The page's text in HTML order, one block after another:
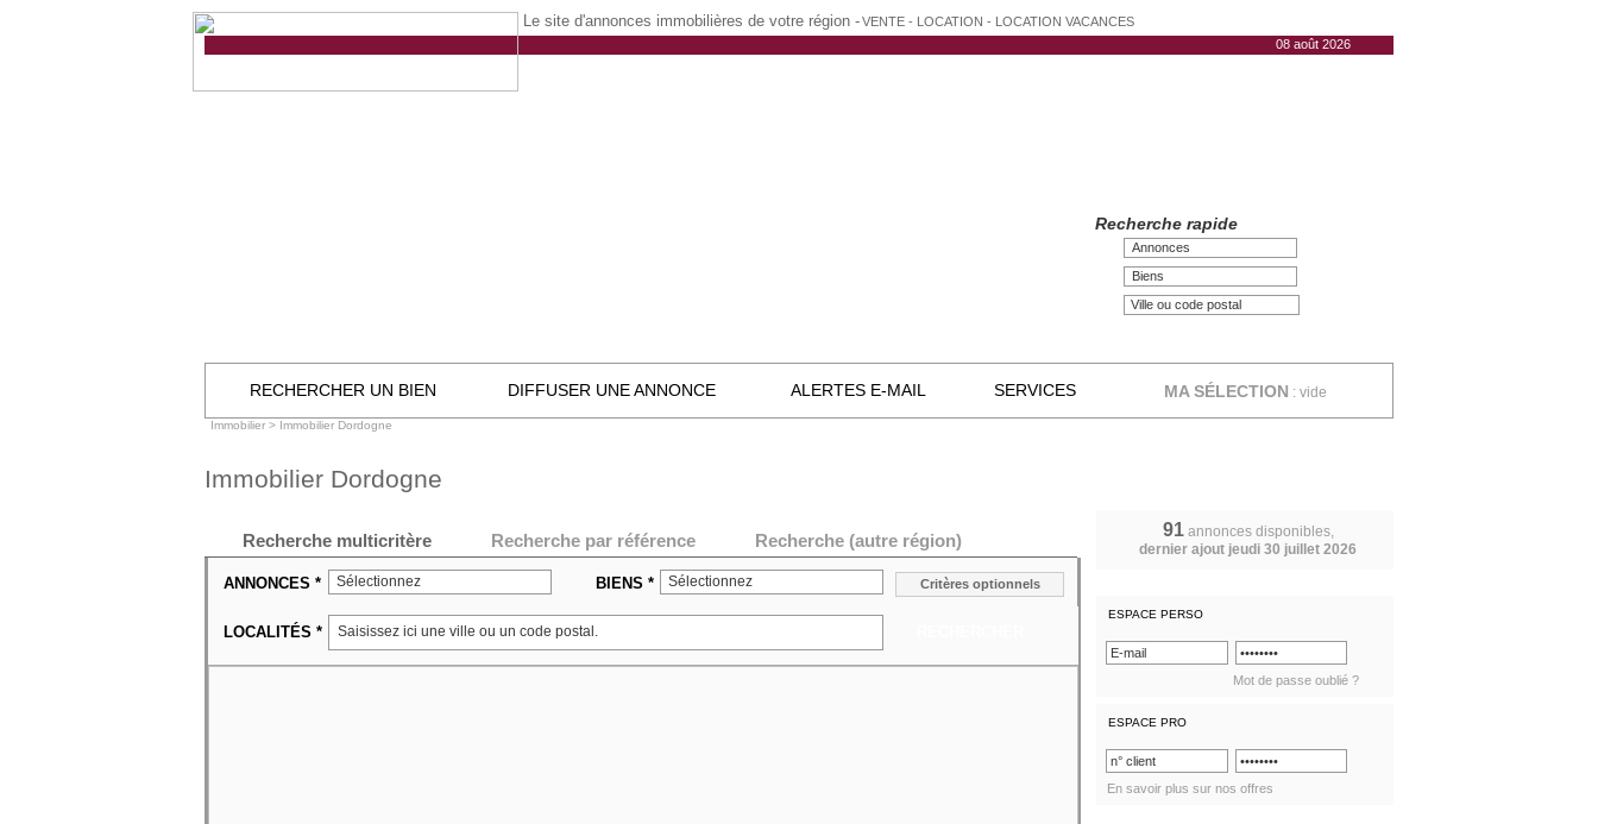
Le site d'annonces immobilières de votre région -VENTE - LOCATION - LOCATION VACANCES
08 août 2026
Recherche rapide
Annonces
Biens
RECHERCHER UN BIEN DIFFUSER UNE ANNONCE ALERTES E-MAIL SERVICES MA SÉLECTION : vide
Immobilier > Immobilier Dordogne
Immobilier Dordogne
Recherche multicritère Recherche par référence Recherche (autre région)
ANNONCES * Sélectionnez BIENS * Sélectionnez Critères optionnels
LOCALITÉS *
91annonces disponibles,
dernier ajout jeudi 30 juillet 2026
ESPACE PERSO
Mot de passe oublié ?
ESPACE PRO
En savoir plus sur nos offres